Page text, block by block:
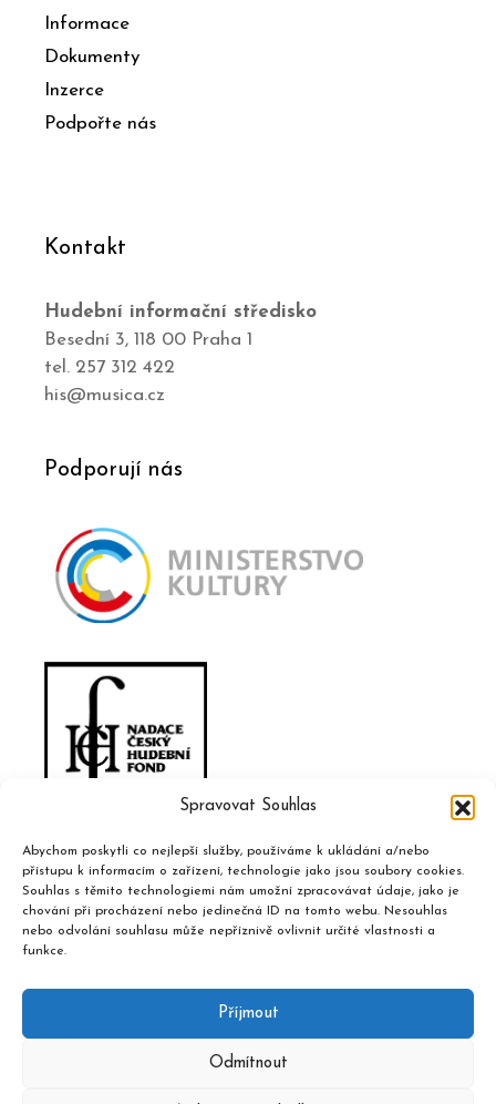
Spravovat Souhlas
Abychom poskytli co nejlepší služby, používáme k ukládání a/nebo
přístupu k informacím o zařízení, technologie jako jsou soubory cookies.
Souhlas s těmito technologiemi nám umožní zpracovávat údaje, jako je
chování při procházení nebo jedinečná ID na tomto webu. Nesouhlas
nebo odvolání souhlasu může nepříznivě ovlivnit určité vlastnosti a
funkce.
Příjmout
Odmítnout
Informace
Dokumenty
Inzerce
Podpořte nás
Kontakt
Hudební informační středisko
Besední 3, 118 00 Praha 1
tel. 257 312 422
his@musica.cz
Podporují nás